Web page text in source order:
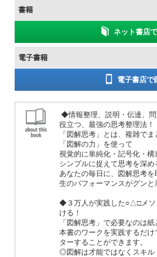
書籍
ネット書店
電子書籍
電子書店で
◆情報整理、説明・伝達、
役立つ、最強の思考整理法！
「図解思考」とは、複雑で
「図解の力」を使って
視覚的に単純化・記号化・
シンプルに捉えて思考を深め
あなたの毎日に、図解思考
生のパフォーマンスがグンと
◆３万人が実践した○△□メソ
ける！
「図解思考」で必要なのは紙
本書のワークを実践するだ
ターすることができます。
◎図解は才能ではなくスキル